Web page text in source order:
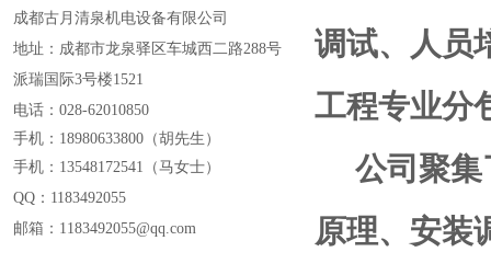
成都古月清泉机电设备有限公司
地址：成都市龙泉驿区车城西二路288号
派瑞国际3号楼1521
电话：028-62010850
手机：18980633800 （胡先生 ）
手机：13548172541 （马女士）
QQ： 1183492055
邮箱：1183492055@qq.com
调试、人员
工程专业分
公司聚
原理、安装